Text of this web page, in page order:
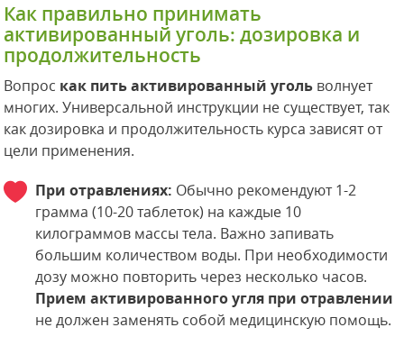
Как правильно принимать
активированный уголь: дозировка и
продолжительность
Вопрос как пить активированный уголь волнует
многих. Универсальной инструкции не существует, так
как дозировка и продолжительность курса зависят от
цели применения.
При отравлениях: Обычно рекомендуют 1-2
грамма (10-20 таблеток) на каждые 10
килограммов массы тела. Важно запивать
большим количеством воды. При необходимости
дозу можно повторить через несколько часов.
Прием активированного угля при отравлении
не должен заменять собой медицинскую помощь.